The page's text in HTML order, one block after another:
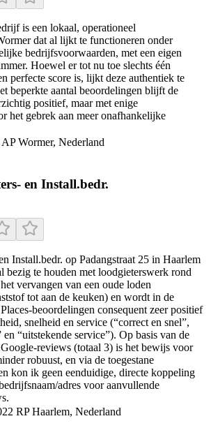
is een lokaal, operationeel
dat al lijkt te functioneren onder
bedrijfsvoorwaarden, met een eigen
Hoewel er tot nu toe slechts één
perfecte score is, lijkt deze authentiek te
beperkte aantal beoordelingen blijft de
positief, maar met enige
het gebrek aan meer onafhankelijke
Wormer, Nederland
en Install.bedr.
Install.bedr. op Padangstraat 25 in Haarlem
bezig te houden met loodgieterswerk rond
vervangen van een oude loden
tot aan de keuken) en wordt in de
beoordelingen consequent zeer positief
snelheid en service (“correct en snel”,
en “uitstekende service”). Op basis van de
reviews (totaal 3) is het bewijs voor
robuust, en via de toegestane
kon ik geen eenduidige, directe koppeling
adres voor aanvullende
RP Haarlem, Nederland